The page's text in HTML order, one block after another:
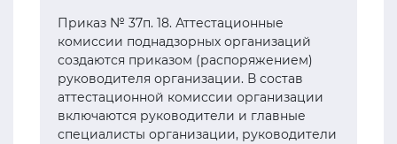
Приказ № 37п. 18. Аттестационные
комиссии поднадзорных организаций
создаются приказом (распоряжением)
руководителя организации. В состав
аттестационной комиссии организации
включаются руководители и главные
специалисты организации, руководители